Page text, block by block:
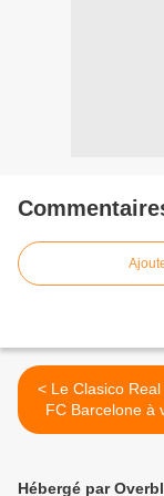
< Le Clasico Real Madrid /
FC Barcelone à
direct ce soir
Hébergé par